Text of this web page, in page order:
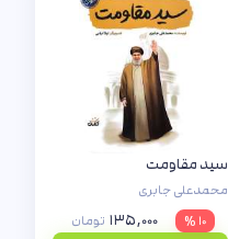
سید مقاومت
محمدعلی جابری
۱۰ %
۱۳۵,۰۰۰ تومان